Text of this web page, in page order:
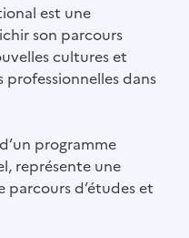
est une
son parcours
cultures et
dans
programme
représente une
parcours d’études et